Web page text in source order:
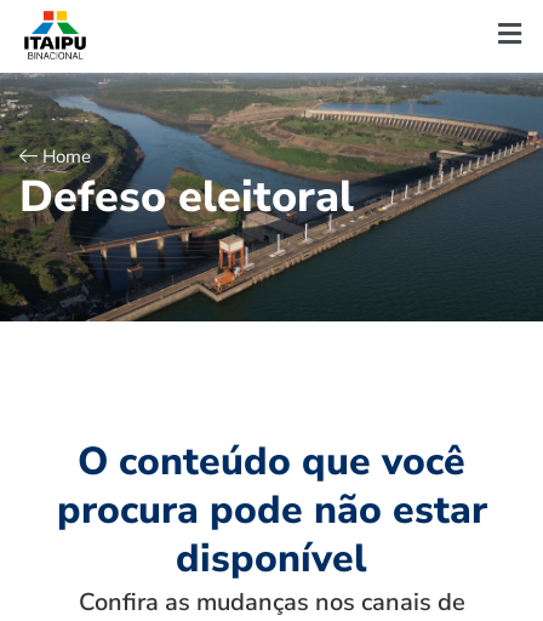
Home
Defeso eleitoral
O conteúdo que você
procura pode não estar
disponível
Confira as mudanças nos canais de